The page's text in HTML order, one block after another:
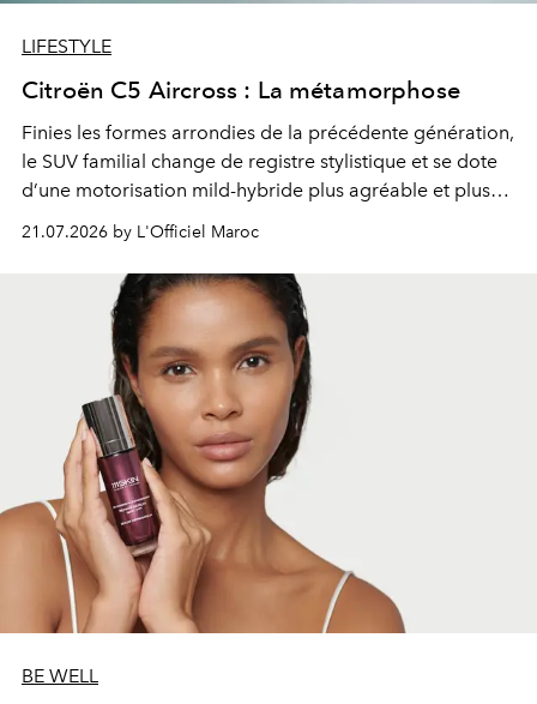
LIFESTYLE
Citroën C5 Aircross : La métamorphose
Finies les formes arrondies de la précédente génération,
le SUV familial change de registre stylistique et se dote
d’une motorisation mild-hybride plus agréable et plus
économe. à n’en pas douter, le nouveau C5 Aircross a
gagné en maturité.
21.07.2026 by L'Officiel Maroc
BE WELL